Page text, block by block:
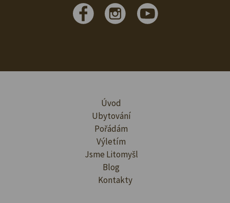
Úvod
Ubytování
Pořádám
Výletím
Jsme Litomyšl
Blog
Kontakty